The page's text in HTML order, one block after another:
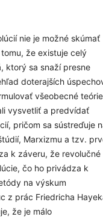
nie je možné skúmať
že existuje celý
ktorý sa snaží presne
doterajších
všeobecné
vysvetliť a predvídať
pričom sa sústreďuje
Marxizmu a tzv.
k záveru, že revolučné
čo ho privádza k
na výskum
z prác Friedricha
že je málo